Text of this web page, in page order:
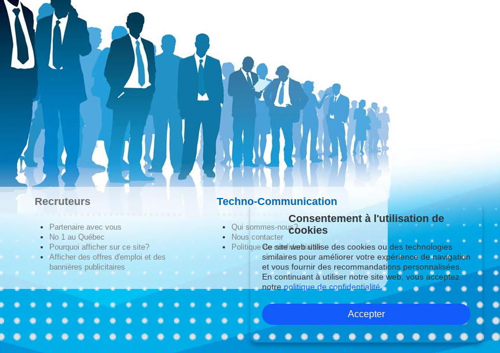
Recruteurs
Partenaire avec vous
No 1 au Québec
Pourquoi afficher sur ce site?
Afficher des offres d'emploi et des
bannières publicitaires
Techno-Communication
Qui sommes-nous?
Nous contacter
Politique de confidentialité
Consentement à l'utilisation de
cookies
Ce site web utilise des cookies ou des technologies
similaires pour améliorer votre expérience de navigation
et vous fournir des recommandations personnalisées.
En continuant à utiliser notre site web, vous acceptez
notre politique de confidentialité.
Accepter